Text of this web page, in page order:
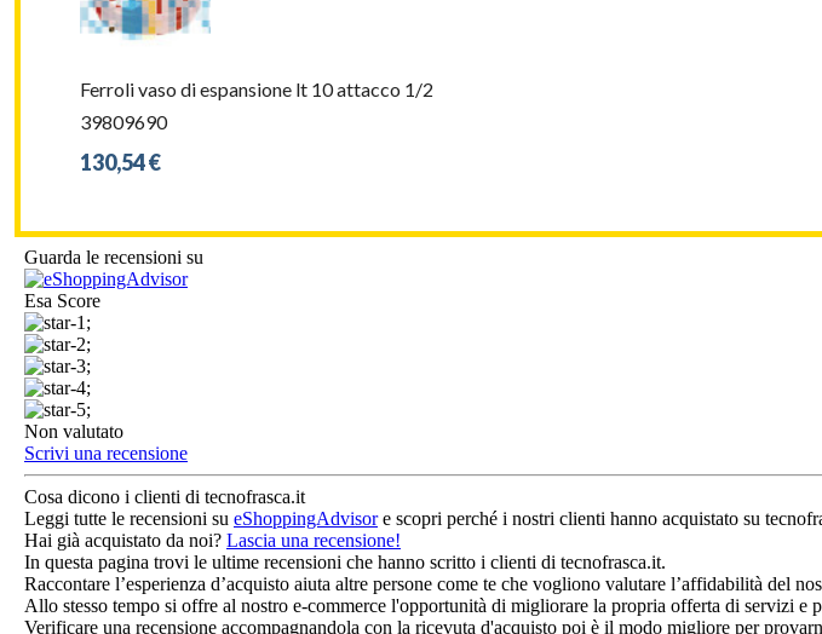
Ferroli vaso di espansione lt 10 attacco 1/2
39809690
130,54 €